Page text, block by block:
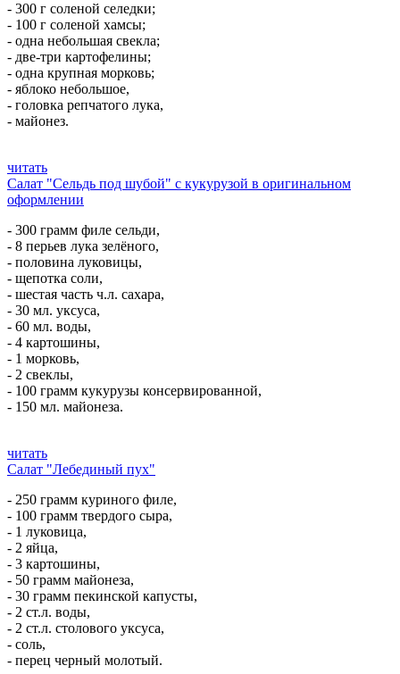
- 300 г соленой селедки;
- 100 г соленой хамсы;
- одна небольшая свекла;
- две-три картофелины;
- одна крупная морковь;
- яблоко небольшое,
- головка репчатого лука,
- майонез.
читать
Салат "Сельдь под шубой" с кукурузой в оригинальном
оформлении
- 300 грамм филе сельди,
- 8 перьев лука зелёного,
- половина луковицы,
- щепотка соли,
- шестая часть ч.л. сахара,
- 30 мл. уксуса,
- 60 мл. воды,
- 4 картошины,
- 1 морковь,
- 2 свеклы,
- 100 грамм кукурузы консервированной,
- 150 мл. майонеза.
читать
Салат "Лебединый пух"
- 250 грамм куриного филе,
- 100 грамм твердого сыра,
- 1 луковица,
- 2 яйца,
- 3 картошины,
- 50 грамм майонеза,
- 30 грамм пекинской капусты,
- 2 ст.л. воды,
- 2 ст.л. столового уксуса,
- соль,
- перец черный молотый.